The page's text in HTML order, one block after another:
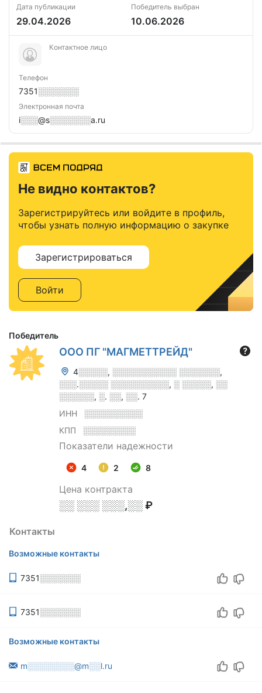
Дата публикации
29.04.2026
Победитель выбран
10.06.2026
Контактное лицо
Телефон
7351░░░░░░░
Электронная почта
i░░░@s░░░░░░░a.ru
Не видно контактов?
Зарегистрируйтесь или войдите в профиль,
чтобы узнать полную информацию о закупке
Зарегистрироваться
Войти
Победитель
ООО ПГ "МАГМЕТТРЕЙД"
4░░░░░, ░░░░░░░░░░░ ░░░░░░░,
░░░.░░░░░ ░░░░░░░░░░, ░ ░░░░░, ░░
░░░░░░, ░. ░░, ░░. 7
ИНН
░░░░░░░░░░
КПП
░░░░░░░░░
Показатели надежности
4 2 8
Цена контракта
░░ ░░░ ░░░,░░ ₽
Контакты
Возможные контакты
7351░░░░░░░
7351░░░░░░░
Возможные контакты
m░░░░░░░░@m░░l.ru